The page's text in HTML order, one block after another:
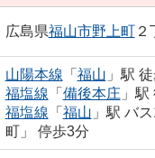
広島県福山市野上町２
山陽本線 「 福山 」駅
福塩線 「 備後本庄 」
福塩線 「 福山 」駅 バ
町」 停歩3分